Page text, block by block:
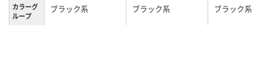
カラーグ
ループ
ブラック系 ブラック系 ブラック系